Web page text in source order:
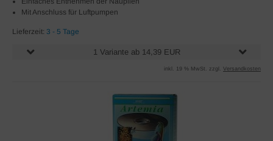
Mit Anschluss für Luftpumpen
Lieferzeit: 3 - 5 Tage
1 Variante ab 14,39 EUR
inkl. 19 % MwSt. zzgl. Versandkosten